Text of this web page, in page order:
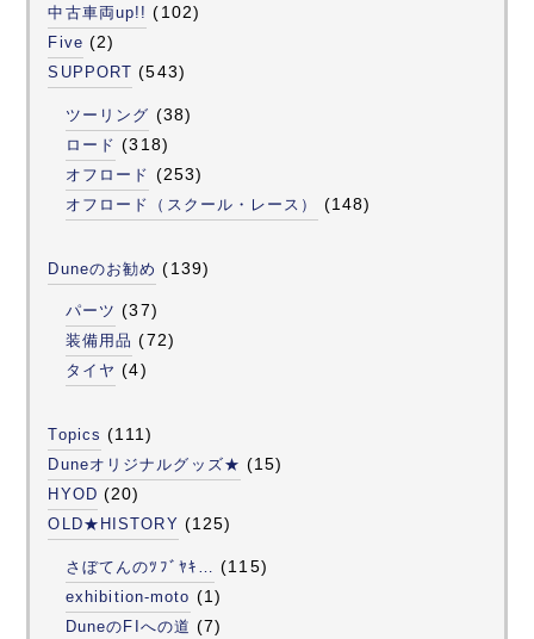
中古車両up!! (102)
Five (2)
SUPPORT (543)
ツーリング (38)
ロード (318)
オフロード (253)
オフロード（スクール・レース） (148)
Duneのお勧め (139)
パーツ (37)
装備用品 (72)
タイヤ (4)
Topics (111)
Duneオリジナルグッズ★ (15)
HYOD (20)
OLD★HISTORY (125)
さぼてんのﾂﾌﾞﾔｷ… (115)
exhibition-moto (1)
DuneのFIへの道 (7)